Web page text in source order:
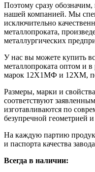
Поэтому сразу
нашей компанией. Мы
исключительно
металлопроката,
металлургических
У нас вы можете купить
металлопроката оптом и
марок 12Х1МФ и 12ХМ,
Размеры, марки и
соответствуют
изготавливаются по
безупречной геометрией
На каждую партию
и паспорта качества
Всегда в наличии: